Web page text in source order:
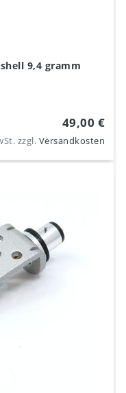
9,4 gramm
49,00 €
zzgl. Versandkosten